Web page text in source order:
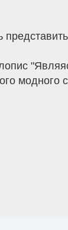
модного